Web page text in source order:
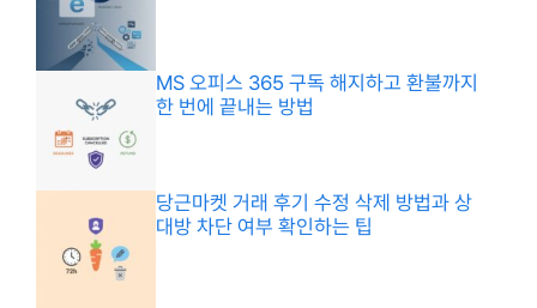
MS 오피스 365 구독 해지하고 환불까지
한 번에 끝내는 방법
당근마켓 거래 후기 수정 삭제 방법과 상
대방 차단 여부 확인하는 팁